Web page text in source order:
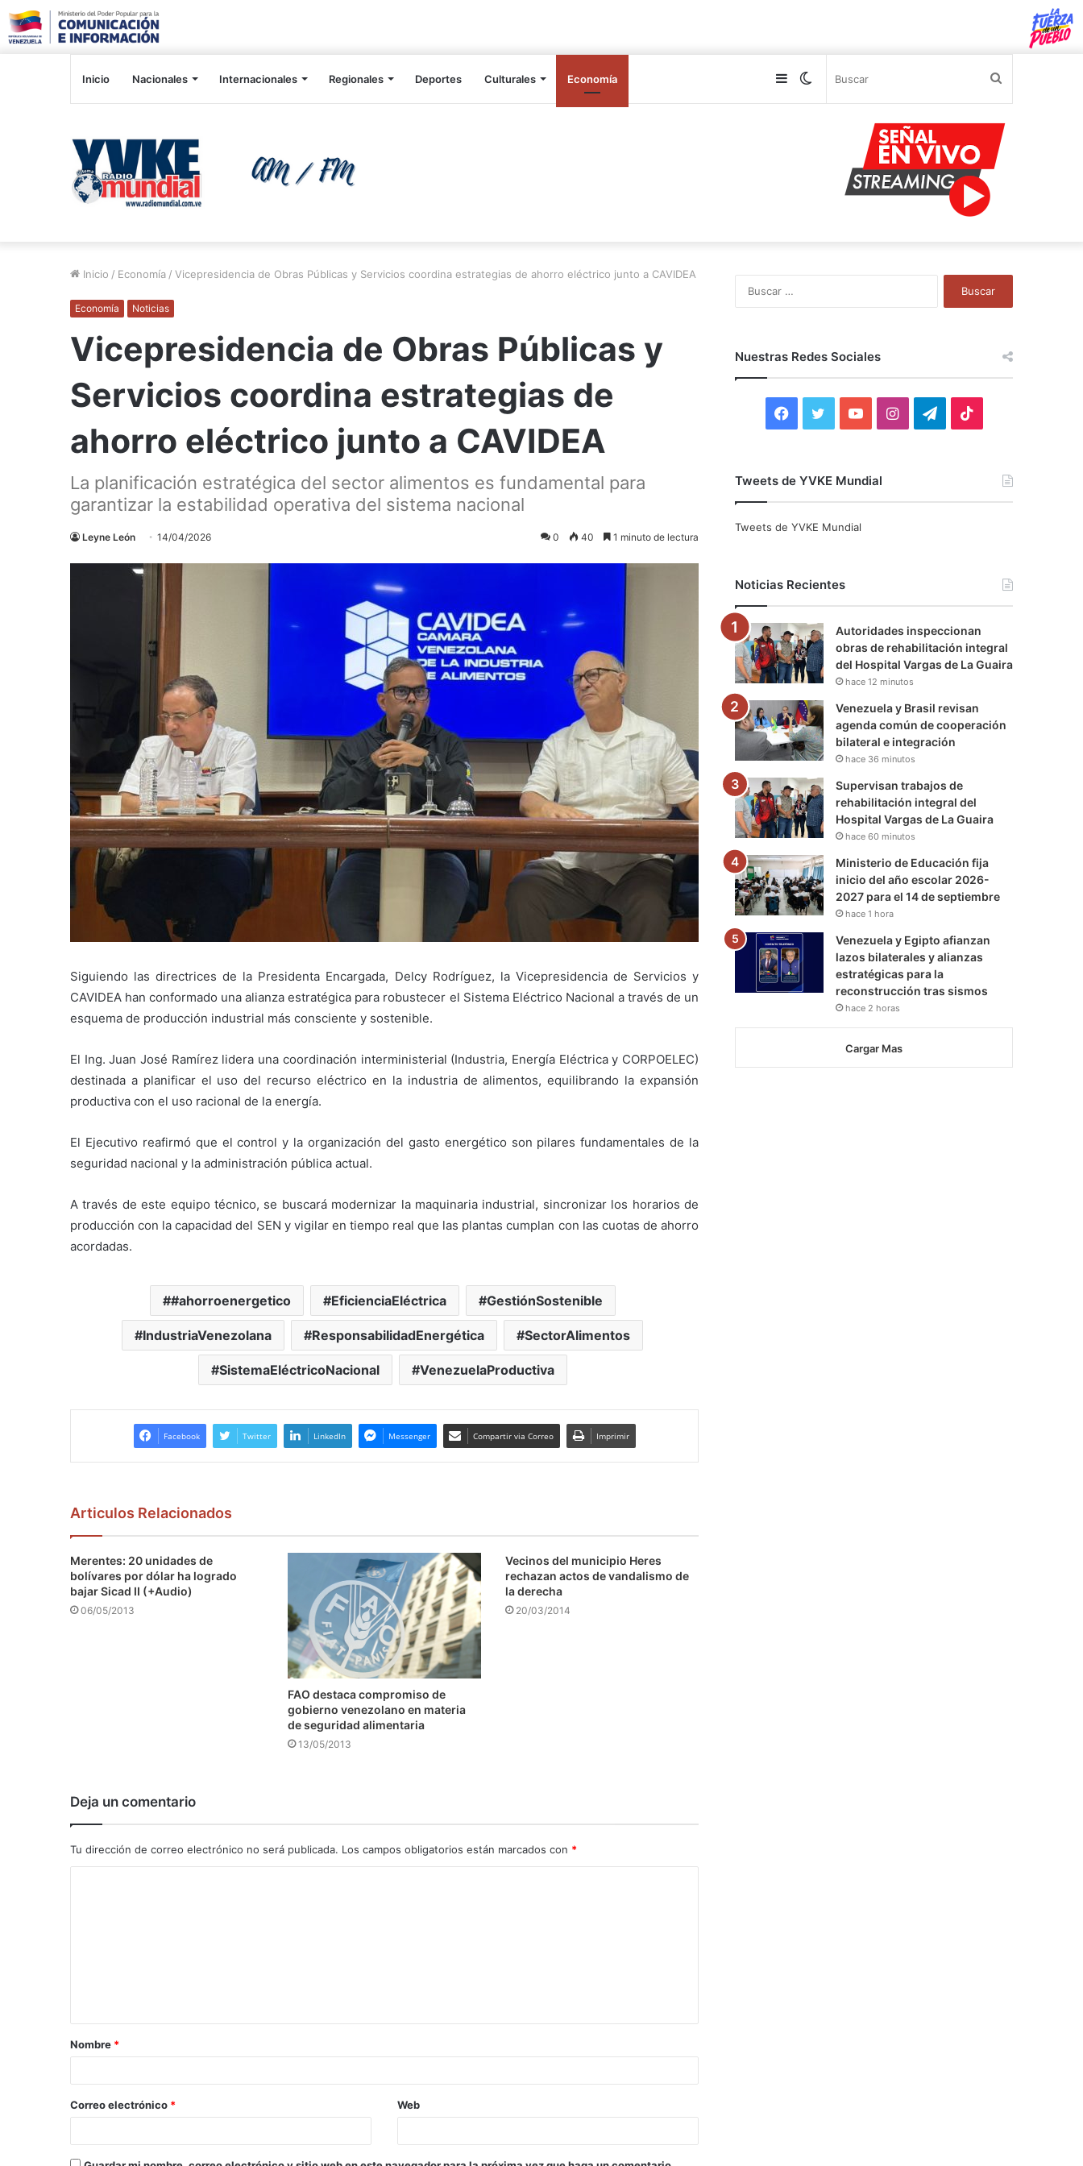
Inicio Nacionales Internacionales Regionales Deportes Culturales Economía Switch
Sidebar
Inicio / Economía / Vicepresidencia de Obras Públicas y Servicios coordina estrategias de ahorro eléctrico junto a CAVIDEA
Economía Noticias
Vicepresidencia de Obras Públicas y
Servicios coordina estrategias de
ahorro eléctrico junto a CAVIDEA
La planificación estratégica del sector alimentos es fundamental para
garantizar la estabilidad operativa del sistema nacional
Leyne León 14/04/2026 0 40 1 minuto de lectura
Siguiendo las directrices de la Presidenta Encargada, Delcy Rodríguez, la Vicepresidencia de Servicios y
CAVIDEA han conformado una alianza estratégica para robustecer el Sistema Eléctrico Nacional a través de un
esquema de producción industrial más consciente y sostenible.
El Ing. Juan José Ramírez lidera una coordinación interministerial (Industria, Energía Eléctrica y CORPOELEC)
destinada a planificar el uso del recurso eléctrico en la industria de alimentos, equilibrando la expansión
productiva con el uso racional de la energía.
El Ejecutivo reafirmó que el control y la organización del gasto energético son pilares fundamentales de la
seguridad nacional y la administración pública actual.
A través de este equipo técnico, se buscará modernizar la maquinaria industrial, sincronizar los horarios de
producción con la capacidad del SEN y vigilar en tiempo real que las plantas cumplan con las cuotas de ahorro
acordadas.
#ahorroenergetico EficienciaEléctrica GestiónSostenible
IndustriaVenezolana ResponsabilidadEnergética SectorAlimentos
SistemaEléctricoNacional VenezuelaProductiva
Facebook Twitter LinkedIn Messenger Compartir via Correo Imprimir
Articulos Relacionados
Merentes: 20 unidades de
bolívares por dólar ha logrado
bajar Sicad II (+Audio)
06/05/2013
FAO destaca compromiso de
gobierno venezolano en materia
de seguridad alimentaria
13/05/2013
Vecinos del municipio Heres
rechazan actos de vandalismo de
la derecha
20/03/2014
Deja un comentario
Tu dirección de correo electrónico no será publicada. Los campos obligatorios están marcados con *
a
r
*
Nombre *
Correo electrónico * Web
Nuestras Redes Sociales
F
c
o
k
i
r
Y
u
e
I
r
a
m
T
a
m
Tweets de YVKE Mundial
Tweets de YVKE Mundial
Noticias Recientes
Autoridades inspeccionan
obras de rehabilitación integral
del Hospital Vargas de La Guaira
hace 12 minutos
Venezuela y Brasil revisan
agenda común de cooperación
bilateral e integración
hace 36 minutos
Supervisan trabajos de
rehabilitación integral del
Hospital Vargas de La Guaira
hace 60 minutos
Ministerio de Educación fija
inicio del año escolar 2026-
2027 para el 14 de septiembre
hace 1 hora
Venezuela y Egipto afianzan
lazos bilaterales y alianzas
estratégicas para la
reconstrucción tras sismos
hace 2 horas
Cargar Mas